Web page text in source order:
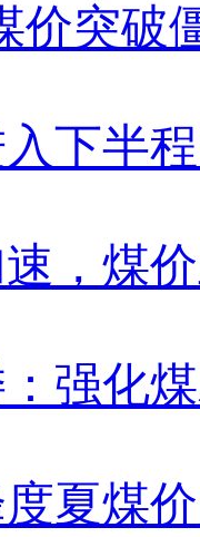
价突破
下半
，煤
强化
夏煤